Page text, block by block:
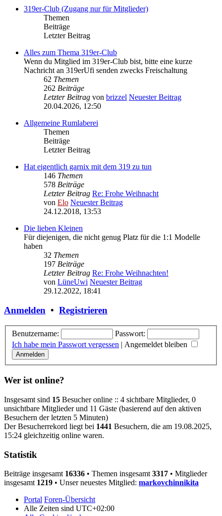
319er-Club (Zugang nur für Mitglieder)
Themen
Beiträge
Letzter Beitrag
Alles zum Thema 319er-Club
Wenn du Mitglied im 319er-Club bist, bitte eine kurze
Nachricht an 319erUfi senden zwecks Freischaltung
62 Themen
262 Beiträge
Letzter Beitrag von brizzel Neuester Beitrag
20.04.2026, 12:50
Allgemeine Rumlaberei
Themen
Beiträge
Letzter Beitrag
Hat eigentlich garnix mit dem 319 zu tun
146 Themen
578 Beiträge
Letzter Beitrag Re: Frohe Weihnacht
von Elo Neuester Beitrag
24.12.2018, 13:53
Die lieben Kleinen
Für diejenigen, die nicht genug Platz für die 1:1 Modelle
haben
32 Themen
197 Beiträge
Letzter Beitrag Re: Frohe Weihnachten!
von LüneUwi Neuester Beitrag
29.12.2022, 18:41
Anmelden • Registrieren
Benutzername:
Passwort:
Ich habe mein Passwort vergessen | Angemeldet bleiben
Wer ist online?
Insgesamt sind 15 Besucher online :: 4 sichtbare Mitglieder, 0
unsichtbare Mitglieder und 11 Gäste (basierend auf den aktiven
Besuchern der letzten 5 Minuten)
Der Besucherrekord liegt bei 1441 Besuchern, die am 19.08.2025,
15:24 gleichzeitig online waren.
Statistik
Beiträge insgesamt 16336 • Themen insgesamt 3317 • Mitglieder
insgesamt 1219 • Unser neuestes Mitglied: markovchinnikita
Portal Foren-Übersicht
Alle Zeiten sind UTC+02:00